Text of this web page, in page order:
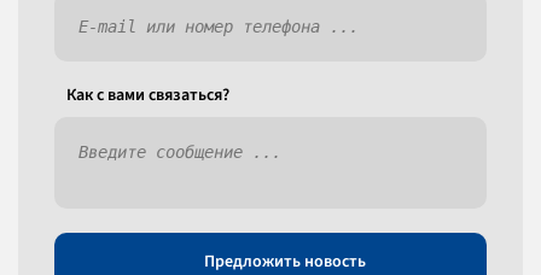
Как c вами связаться?
Предложить новость